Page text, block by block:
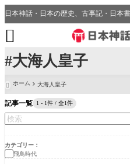
#大海人皇子

 ホーム 大海人皇子
記事一覧 1 - 1件 / 全1件
カテゴリー
飛鳥時代